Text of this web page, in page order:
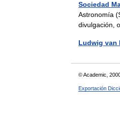
Sociedad
Astronomía
divulgación,
Ludwig van
© Academic,
Exportación